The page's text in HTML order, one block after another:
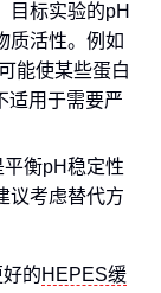
目标实验的pH
质活性。例如
能使某些蛋白
适用于需要严
衡pH稳定性
议考虑替代方
的HEPES缓